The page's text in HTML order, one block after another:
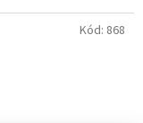
Kód: 868